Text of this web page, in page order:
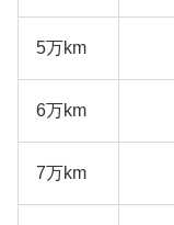
5万km
6万km
7万km